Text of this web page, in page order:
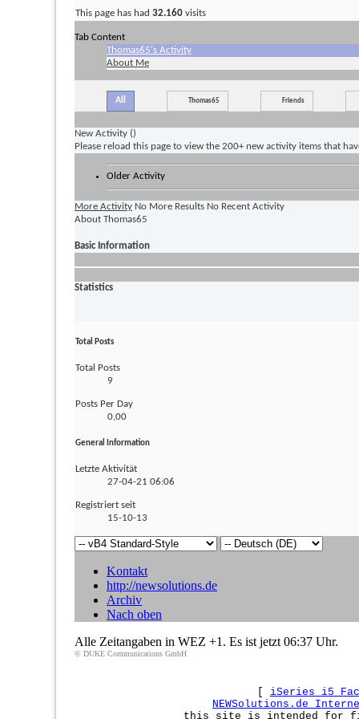
This page has had 32.160 visits
Tab Content
Thomas65's Activity
About Me
All Thomas65 Friends
New Activity ()
Please reload this page to view the 200+ new activity items that
Older Activity
More Activity No More Results No Recent Activity
About Thomas65
Basic Information
Statistics
Total Posts
Total Posts
9
Posts Per Day
0,00
General Information
Letzte Aktivität
27-04-21 06:06
Registriert seit
15-10-13
Kontakt
http://newsolutions.de
Archiv
Nach oben
Alle Zeitangaben in WEZ +1. Es ist jetzt 06:37 Uhr.
© DUKE Communications GmbH
iSeries i5
NEWSolutions.de
this site is intended for